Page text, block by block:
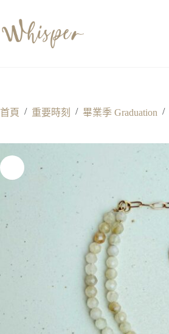
主
首頁 / 重要時刻 / 畢業季 Graduation /